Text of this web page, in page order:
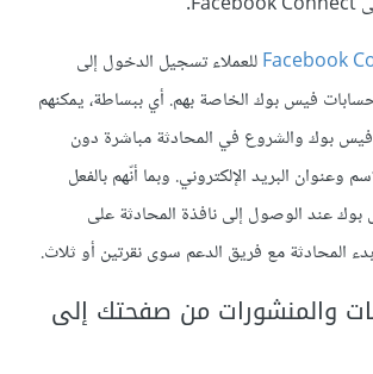
للعملاء تسجيل الدخول إلى
فيس بوك الخاصة بهم. أي ببساطة، يمكنهم
بوك والشروع في المحادثة مباشرة دون
وعنوان البريد الإلكتروني. وبما أنّهم بالفعل
عند الوصول إلى نافذة المحادثة على
المحادثة مع فريق الدعم سوى نقرتين أو ثلاث.
والمنشورات من صفحتك إلى